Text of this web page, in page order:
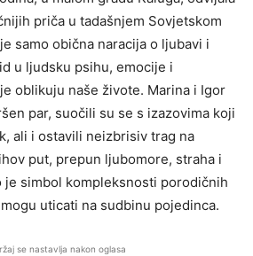
priča u tadašnjem Sovjetskom
samo obična naracija o ljubavi i
u ljudsku psihu, emocije i
oblikuju naše živote. Marina i Igor
par, suočili su se s izazovima koji
ali i ostavili neizbrisiv trag na
put, prepun ljubomore, straha i
je simbol kompleksnosti porodičnih
uticati na sudbinu pojedinca.
se nastavlja nakon oglasa